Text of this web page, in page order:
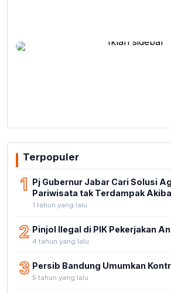
Terpopuler
1 Pj Gubernur Jabar Cari Solusi
Pariwisata tak Terdampak
1 tahun yang lalu
2 Pinjol Ilegal di PIK Pekerjakan
4 tahun yang lalu
3 Persib Bandung Umumkan
5 tahun yang lalu